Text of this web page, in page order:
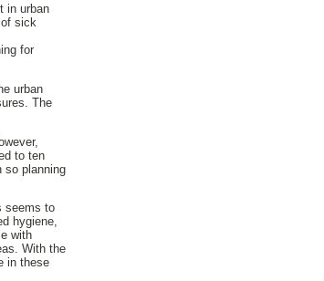
in urban
sick
for
urban
The
to ten
so planning
seems to
hygiene,
with
With the
in these